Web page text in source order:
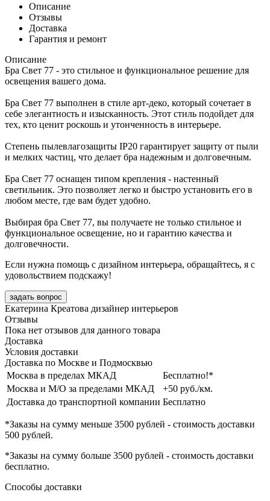
Описание
Отзывы
Доставка
Гарантия и ремонт
Описание
Бра Свет 77 - это стильное и функциональное решение для
освещения вашего дома.
Бра Свет 77 выполнен в стиле арт-деко, который сочетает в
себе элегантность и изысканность. Этот стиль подойдет для
тех, кто ценит роскошь и утонченность в интерьере.
Степень пылевлагозащиты IP20 гарантирует защиту от пыли
и мелких частиц, что делает бра надежным и долговечным.
Бра Свет 77 оснащен типом крепления - настенный
светильник. Это позволяет легко и быстро установить его в
любом месте, где вам будет удобно.
Выбирая бра Свет 77, вы получаете не только стильное и
функциональное освещение, но и гарантию качества и
долговечности.
Если нужна помощь с дизайном интерьера, обращайтесь, я с
удовольствием подскажу!
задать вопрос
Екатерина Креатова дизайнер интерьеров
Отзывы
Пока нет отзывов для данного товара
Доставка
Условия доставки
Доставка по Москве и Подмосквью
Москва в пределах МКАД
Бесплатно!*
Москва и М/О за пределами МКАД
+50 руб./км.
Доставка до транспортной компании Бесплатно
*Заказы на сумму меньше 3500 рублей - стоимость доставки
500 рублей.
*Заказы на сумму больше 3500 рублей - стоимость доставки
бесплатно.
Способы доставки